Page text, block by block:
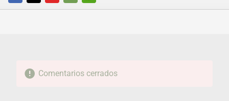
FACEBOOKTWITTERFLIPBOARD
E-
WHATSAPP
Comentarios cerrados